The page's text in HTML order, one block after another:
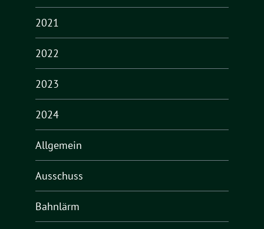
2021
2022
2023
2024
Allgemein
Ausschuss
Bahnlärm